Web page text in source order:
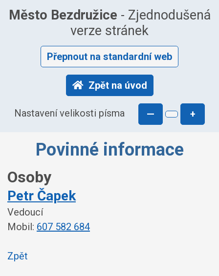
Město Bezdružice - Zjednodušená
verze stránek
Přepnout na standardní web
Zpět na úvod
Nastavení velikosti písma — +
Povinné informace
Osoby
Petr Čapek
Vedoucí
Mobil: 607 582 684
Zpět